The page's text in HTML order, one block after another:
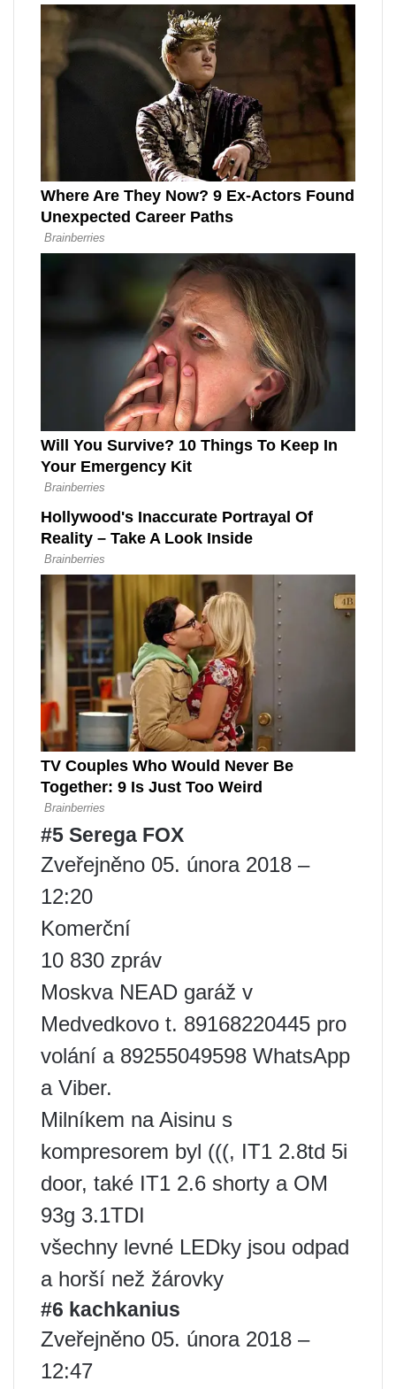
#5 Serega FOX
Zveřejněno 05. února 2018 –
12:20
Komerční
10 830 zpráv
Moskva NEAD garáž v
Medvedkovo t. 89168220445 pro
volání a 89255049598 WhatsApp
a Viber.
Milníkem na Aisinu s
kompresorem byl (((, IT1 2.8td 5i
door, také IT1 2.6 shorty a OM
93g 3.1TDI
všechny levné LEDky jsou odpad
a horší než žárovky
#6 kachkanius
Zveřejněno 05. února 2018 –
12:47